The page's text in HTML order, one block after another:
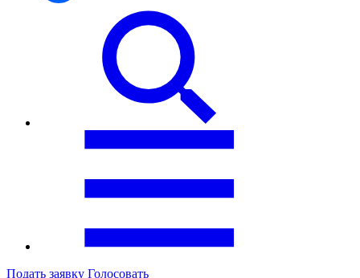
Подать заявку Голосовать